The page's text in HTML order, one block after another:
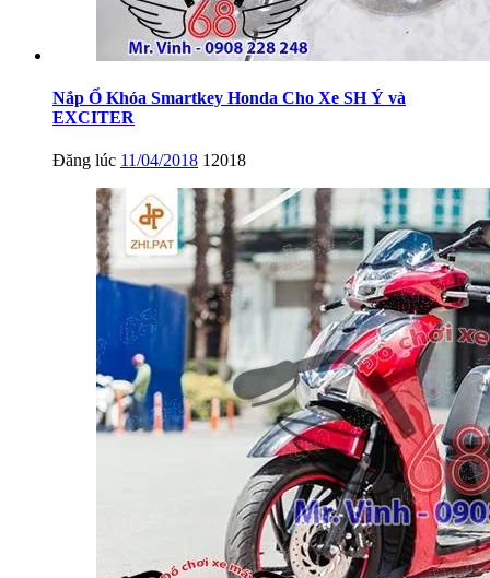
Nắp Ổ Khóa Smartkey Honda Cho Xe SH Ý và
EXCITER
Đăng lúc 11/04/2018 12018